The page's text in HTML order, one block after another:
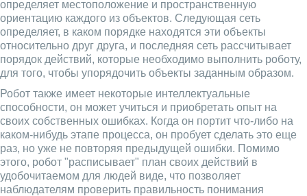
определяет местоположение и пространственную
ориентацию каждого из объектов. Следующая сеть
определяет, в каком порядке находятся эти объекты
относительно друг друга, и последняя сеть рассчитывает
порядок действий, которые необходимо выполнить роботу,
для того, чтобы упорядочить объекты заданным образом.
Робот также имеет некоторые интеллектуальные
способности, он может учиться и приобретать опыт на
своих собственных ошибках. Когда он портит что-либо на
каком-нибудь этапе процесса, он пробует сделать это еще
раз, но уже не повторяя предыдущей ошибки. Помимо
этого, робот "расписывает" план своих действий в
удобочитаемом для людей виде, что позволяет
наблюдателям проверить правильность понимания